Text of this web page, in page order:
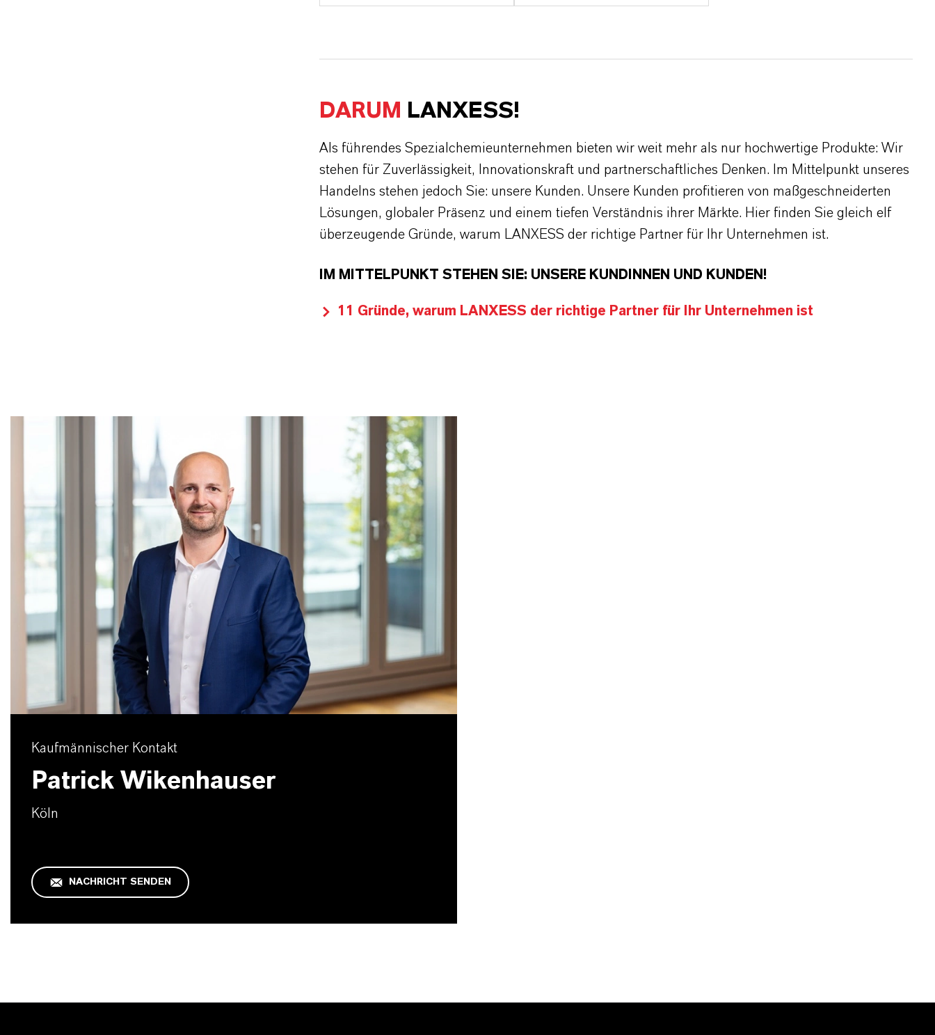
DARUM LANXESS!
Als führendes Spezialchemieunternehmen bieten wir weit mehr als nur hochwertige Produkte: Wir
stehen für Zuverlässigkeit, Innovationskraft und partnerschaftliches Denken. Im Mittelpunkt unseres
Handelns stehen jedoch Sie: unsere Kunden. Unsere Kunden profitieren von maßgeschneiderten
Lösungen, globaler Präsenz und einem tiefen Verständnis ihrer Märkte. Hier finden Sie gleich elf
überzeugende Gründe, warum LANXESS der richtige Partner für Ihr Unternehmen ist.
IM MITTELPUNKT STEHEN SIE: UNSERE KUNDINNEN UND KUNDEN!
11 Gründe, warum LANXESS der richtige Partner für Ihr Unternehmen ist
Kaufmännischer Kontakt
Patrick Wikenhauser
Köln
NACHRICHT SENDEN